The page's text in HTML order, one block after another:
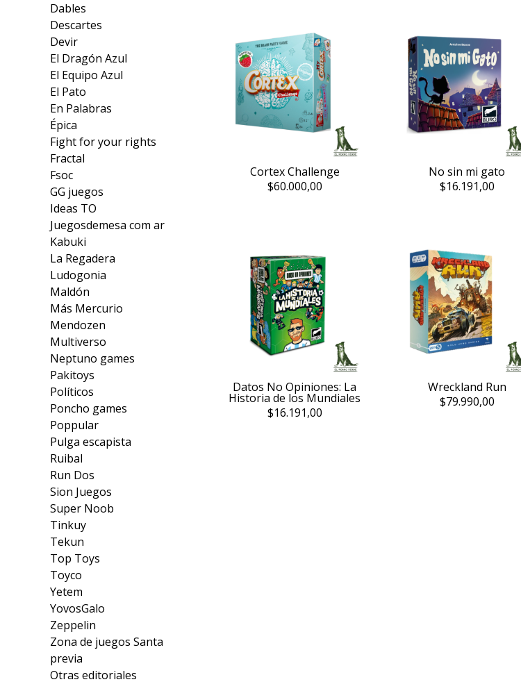
Dables
Descartes
Devir
El Dragón Azul
El Equipo Azul
El Pato
En Palabras
Épica
Fight for your rights
Fractal
Fsoc
GG juegos
Ideas TO
Juegosdemesa com ar
Kabuki
La Regadera
Ludogonia
Maldón
Más Mercurio
Mendozen
Multiverso
Neptuno games
Pakitoys
Políticos
Poncho games
Poppular
Pulga escapista
Ruibal
Run Dos
Sion Juegos
Super Noob
Tinkuy
Tekun
Top Toys
Toyco
Yetem
YovosGalo
Zeppelin
Zona de juegos Santa
previa
Otras editoriales
Cortex Challenge
$60.000,00
No sin mi gato
$16.191,00
Datos No Opiniones: La
Historia de los Mundiales
$16.191,00
Wreckland Run
$79.990,00